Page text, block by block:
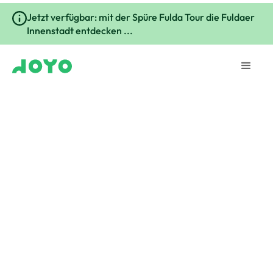
Jetzt verfügbar: mit der Spüre Fulda Tour die Fuldaer
Innenstadt entdecken ...